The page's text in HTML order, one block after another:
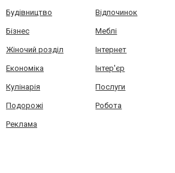
Будівництво Відпочинок
Бізнес Меблі
Жіночий розділ Інтернет
Економіка Інтер'єр
Кулінарія Послуги
Подорожі Робота
Реклама